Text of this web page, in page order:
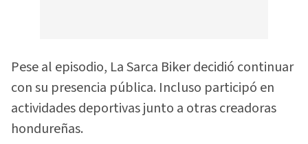
Pese al episodio, La Sarca Biker decidió continuar
con su presencia pública. Incluso participó en
actividades deportivas junto a otras creadoras
hondureñas.